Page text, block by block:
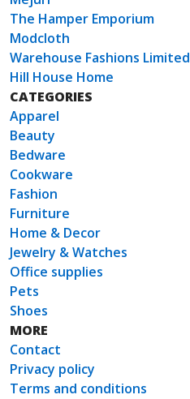
The Hamper Emporium
Modcloth
Warehouse Fashions Limited
Hill House Home
CATEGORIES
Apparel
Beauty
Bedware
Cookware
Fashion
Furniture
Home & Decor
Jewelry & Watches
Office supplies
Pets
Shoes
MORE
Contact
Privacy policy
Terms and conditions